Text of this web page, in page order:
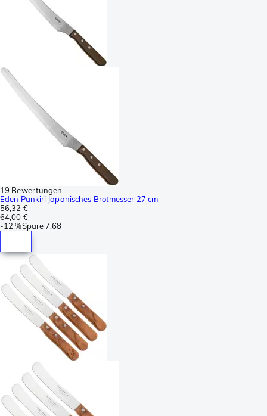
19 Bewertungen
Eden Pankiri Japanisches Brotmesser 27 cm
56,32 €
64,00 €
-12 %Spare7,68